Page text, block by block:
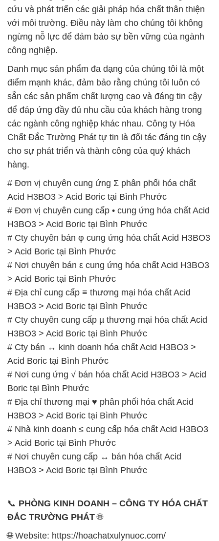
cứu và phát triển các giải pháp hóa chất thân thiện
với môi trường. Điều này làm cho chúng tôi không
ngừng nỗ lực để đảm bảo sự bền vững của ngành
công nghiệp.
Danh mục sản phẩm đa dạng của chúng tôi là một
điểm mạnh khác, đảm bảo rằng chúng tôi luôn có
sẵn các sản phẩm chất lượng cao và đáng tin cậy
để đáp ứng đầy đủ nhu cầu của khách hàng trong
các ngành công nghiệp khác nhau. Công ty Hóa
Chất Đắc Trường Phát tự tin là đối tác đáng tin cậy
cho sự phát triển và thành công của quý khách
hàng.
# Đơn vị chuyên cung ứng Σ phân phối hóa chất
Acid H3BO3 > Acid Boric tại Bình Phước
# Đơn vị chuyên cung cấp • cung ứng hóa chất Acid
H3BO3 > Acid Boric tại Bình Phước
# Cty chuyên bán φ cung ứng hóa chất Acid H3BO3
> Acid Boric tại Bình Phước
# Nơi chuyên bán ε cung ứng hóa chất Acid H3BO3
> Acid Boric tại Bình Phước
# Địa chỉ cung cấp ≡ thương mại hóa chất Acid
H3BO3 > Acid Boric tại Bình Phước
# Cty chuyên cung cấp µ thương mại hóa chất Acid
H3BO3 > Acid Boric tại Bình Phước
# Cty bán ↔ kinh doanh hóa chất Acid H3BO3 >
Acid Boric tại Bình Phước
# Nơi cung ứng √ bán hóa chất Acid H3BO3 > Acid
Boric tại Bình Phước
# Địa chỉ thương mại ♥ phân phối hóa chất Acid
H3BO3 > Acid Boric tại Bình Phước
# Nhà kinh doanh ≤ cung cấp hóa chất Acid H3BO3
> Acid Boric tại Bình Phước
# Nơi chuyên cung cấp ↔ bán hóa chất Acid
H3BO3 > Acid Boric tại Bình Phước
📞 PHÒNG KINH DOANH – CÔNG TY HÓA CHẤT
ĐẮC TRƯỜNG PHÁT🌐
🌐 Website: https://hoachatxulynuoc.com/